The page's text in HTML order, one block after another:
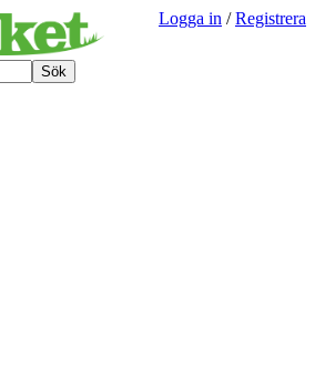
Logga in /Registrera